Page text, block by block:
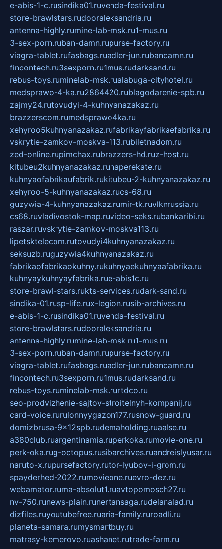
e-abis-1-c.rusindika01.ruvenda-festival.ru
store-brawlstars.rudooraleksandria.ru
antenna-highly.rumine-lab-msk.ru1-mus.ru
3-sex-porn.ruban-damn.rupurse-factory.ru
viagra-tablet.rufasbags.ruadler-jun.rubandamn.ru
fincontech.ru3sexporn.ru1mus.rudarksand.ru
rebus-toys.ruminelab-msk.rualabuga-cityhotel.ru
medsprawo-4-ka.ru2864420.rublagodarenie-spb.ru
zajmy24.rutovudyi-4-kuhnyanazakaz.ru
brazzerscom.rumedsprawo4ka.ru
xehyroo5kuhnyanazakaz.rufabrikayfabrikaefabrika.ru
vskrytie-zamkov-moskva-113.rubiletnadom.ru
zed-online.rupimchax.rubrazzers-hd.ruz-host.ru
kitubeu2kuhnyanazakaz.runaperekate.ru
kuhnyaofabrikaufabrik.rukitubeu-2-kuhnyanazakaz.ru
xehyroo-5-kuhnyanazakaz.rucs-68.ru
guzywia-4-kuhnyanazakaz.rumir-tk.ruvlknrussia.ru
cs68.ruvladivostok-map.ruvideo-seks.rubankaribi.ru
raszar.ruvskrytie-zamkov-moskva113.ru
lipetsktelecom.rutovudyi4kuhnyanazakaz.ru
seksuzb.ruguzywia4kuhnyanazakaz.ru
fabrikaofabrikaokuhny.rukuhnyaekuhnyaafabrika.ru
kuhnyaykuhnyayfabrika.rue-abis1c.ru
store-brawl-stars.rukts-services.rudark-sand.ru
sindika-01.rusp-life.rux-legion.rusib-archives.ru
e-abis-1-c.rusindika01.ruvenda-festival.ru
store-brawlstars.rudooraleksandria.ru
antenna-highly.rumine-lab-msk.ru1-mus.ru
3-sex-porn.ruban-damn.rupurse-factory.ru
viagra-tablet.rufasbags.ruadler-jun.rubandamn.ru
fincontech.ru3sexporn.ru1mus.rudarksand.ru
rebus-toys.ruminelab-msk.rurtdco.ru
seo-prodvizhenie-sajtov-stroitelnyh-kompanij.ru
card-voice.rurulonnyygazon177.rusnow-guard.ru
domizbrusa-9x12spb.rudemaholding.ruaalse.ru
a380club.ruargentinamia.ruperkoka.rumovie-one.ru
perk-oka.rug-octopus.rusibarchives.ruandreislyusar.ru
naruto-x.rupursefactory.rutor-lyubov-i-grom.ru
spayderhed-2022.rumovieone.ruevro-dez.ru
webamator.ruma-absolut1.ruavtopomosch27.ru
nv-750.runews-plain.runertansaga.rudelanalad.ru
dizfiles.ruyoutubefree.ruaria-family.ruroadli.ru
planeta-samara.rumysmartbuy.ru
matrasy-kemerovo.ruashanet.rutrade-farm.ru